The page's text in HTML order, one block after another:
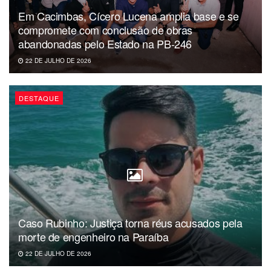
Em Cacimbas, Cícero Lucena amplia base e se
compromete com conclusão de obras
abandonadas pelo Estado na PB-246
22 DE JULHO DE 2026
DESTAQUE
Caso Rubinho: Justiça torna réus acusados pela
morte de engenheiro na Paraíba
22 DE JULHO DE 2026